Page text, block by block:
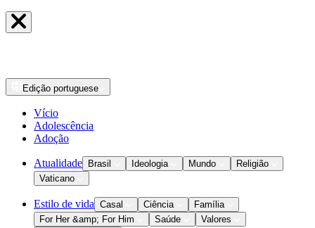
Edição portuguese
Vício
Adolescência
Adoção
Atualidade Brasil Ideologia Mundo
Religião
Vaticano
Estilo de vida Casal Ciência
Família
For Her &amp; For Him
Saúde
Valores